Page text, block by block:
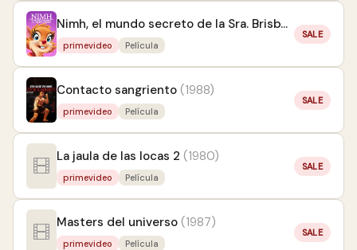
Nimh, el mundo secreto de la Sra. Brisby (1982)
primevideo Película
SALE
Contacto sangriento (1988)
primevideo Película
SALE
La jaula de las locas 2 (1980)
primevideo Película
SALE
Masters del universo (1987)
primevideo Película
SALE